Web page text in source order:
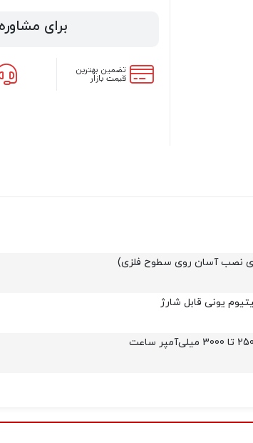
برای
تضمین بهترین
قیمت بازار
نصب آسان روی سطوح فلزی)
یونی قابل شارژ